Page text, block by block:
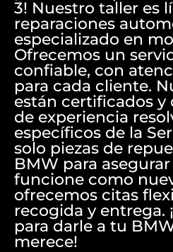
3! Nuestro taller es
reparaciones
especializado en
Ofrecemos un
confiable, con
para cada cliente.
están certificados
de experiencia
específicos de la
solo piezas de
BMW para
funcione como
ofrecemos citas
recogida y entrega.
para darle a tu
merece!